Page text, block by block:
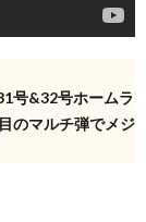
号&32号ホームラ
のマルチ弾でメジ